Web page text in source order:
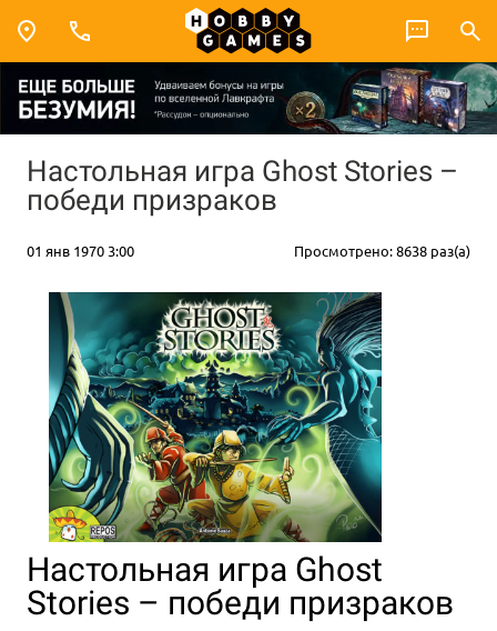
Настольная игра Ghost Stories –
победи призраков
01 янв 1970 3:00 Просмотрено: 8638 раз(а)
Настольная игра Ghost
Stories – победи призраков